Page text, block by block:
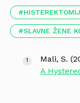
SLAVNE ŽENE
Mali, S.
A